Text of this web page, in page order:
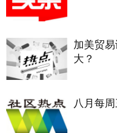
加美贸
大？
八月每